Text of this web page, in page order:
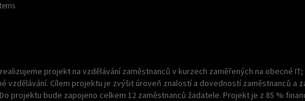
projekt na vzdělávání zaměstnanců v kurzech zaměřených na obecné
vzdělávání. Cílem projektu je zvýšit úroveň znalostí a dovedností zaměstnanců a
projektu bude zapojeno celkem 12 zaměstnanců žadatele. Projekt je z 85 %